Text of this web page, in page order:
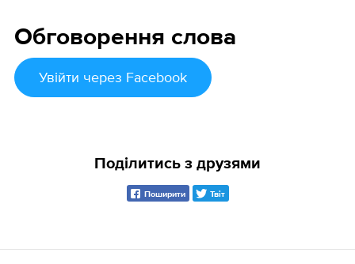
Обговорення слова
Увійти через Facebook
Поділитись з друзями
Поширити Твіт